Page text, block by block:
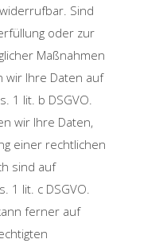
Sind
oder zur
Maßnahmen
wir Ihre Daten auf
1 lit. b DSGVO.
wir Ihre Daten,
einer rechtlichen
sind auf
1 lit. c DSGVO.
ferner auf